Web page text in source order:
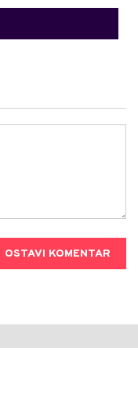
OSTAVI KOMENTAR